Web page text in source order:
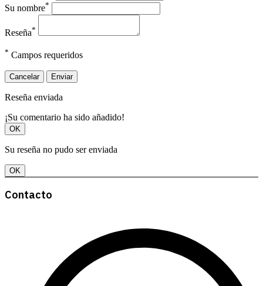
Su nombre*
Reseña*
* Campos requeridos
Cancelar Enviar
Reseña enviada
¡Su comentario ha sido añadido!
OK
Su reseña no pudo ser enviada
OK
Contacto